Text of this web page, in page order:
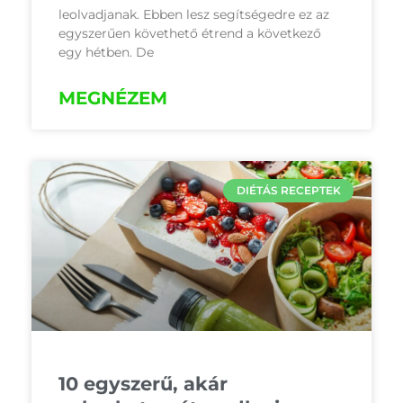
leolvadjanak. Ebben lesz segítségedre ez az
egyszerűen követhető étrend a következő
egy hétben. De
MEGNÉZEM
DIÉTÁS RECEPTEK
10 egyszerű, akár